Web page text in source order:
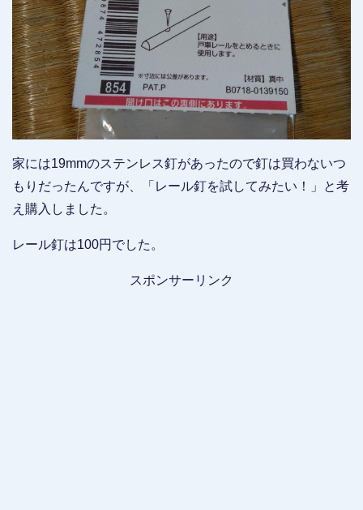
家には19mmのステンレス釘があったので釘は買わないつ
もりだったんですが、「レール釘を試してみたい！」と考
え購入しました。
レール釘は100円でした。
スポンサーリンク